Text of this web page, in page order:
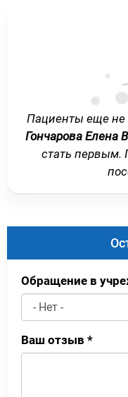
Пациенты еще не
Гончарова Елена
стать первым.
Обращение в
Ваш отзыв *